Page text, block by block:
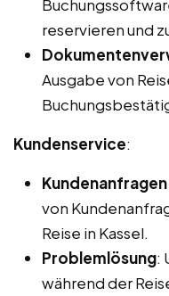
reservieren und
Ausgabe von
Kundenservice:
von
Reise in Kassel.
Problemlösung:
während der